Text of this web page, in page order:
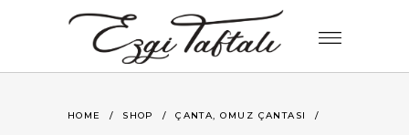
HOME / SHOP /ÇANTA,OMUZ ÇANTASI /